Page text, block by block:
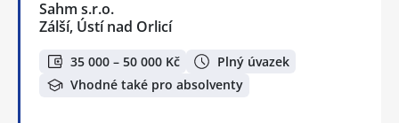
Sahm s.r.o.
Zálší, Ústí nad Orlicí
35 000 – 50 000 Kč
Plný úvazek
Vhodné také pro absolventy